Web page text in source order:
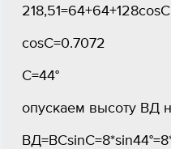
218,51=64+64+128cosC
cosC=0.7072
C=44°
опускаем высоту ВД